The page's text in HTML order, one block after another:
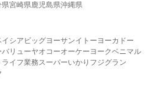
県宮崎県鹿児島県沖縄県
イシア ビッグヨーサンイトーヨーカドー
リューヤオコーオーケー ヨークベニマル
ライフ業務スーパーいかり フジグラン